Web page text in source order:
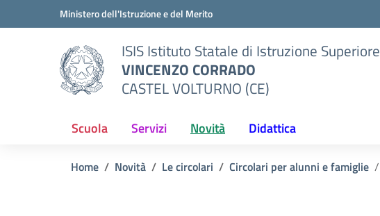
Vai ai contenuti
Vai al menu di navigazioneMinistero dell'Istruzione e del Merito
ISIS Istituto Statale di Istruzione Superiore
VINCENZO CORRADO
CASTEL VOLTURNO (CE)
Scuola Servizi Novità Didattica
Home Novità Le circolari Circolari per alunni e famiglie